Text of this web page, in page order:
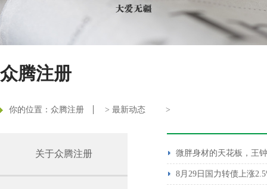
众腾注册
你的位置： 众腾注册 > 最新动态 >
关于众腾注册 微胖身材的天花板，王
8月29日国力转债上涨